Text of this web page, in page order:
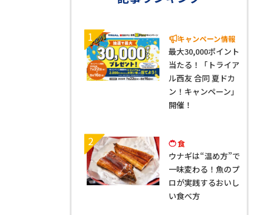
1 キャンペーン情報
最大30,000ポイント
当たる！「トライア
ル西友 合同 夏ドカ
ン！キャンペーン」
開催！
2 食
ウナギは“温め方”で
一味変わる！魚のプ
ロが実践するおいし
い食べ方